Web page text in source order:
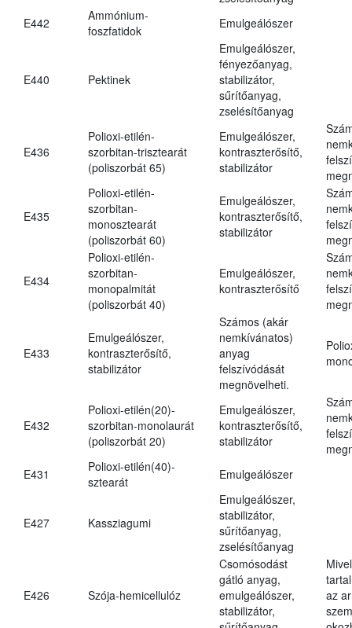
E442
Ammónium-
foszfatidok
Emulgeálószer
E440 Pektinek
Emulgeálószer,
fényezőanyag,
stabilizátor,
sűrítőanyag,
zselésítőanyag
E436
Polioxi-etilén-
szorbitan-trisztearát
(poliszorbát 65)
Emulgeálószer,
kontraszterősítő,
stabilizátor
E435
Polioxi-etilén-
szorbitan-
monosztearát
(poliszorbát 60)
Emulgeálószer,
kontraszterősítő,
stabilizátor
E434
Polioxi-etilén-
szorbitan-
monopalmitát
(poliszorbát 40)
Emulgeálószer,
kontraszterősítő
E433
Emulgeálószer,
kontraszterősítő,
stabilizátor
Számos (akár
nemkívánatos)
anyag
felszívódását
megnövelheti.
E432
Polioxi-etilén(20)-
szorbitan-monolaurát
(poliszorbát 20)
Emulgeálószer,
kontraszterősítő,
stabilizátor
E431
Polioxi-etilén(40)-
sztearát
Emulgeálószer
E427 Kassziagumi
Emulgeálószer,
stabilizátor,
sűrítőanyag,
zselésítőanyag
E426 Szója-hemicellulóz
Csomósodást
gátló anyag,
emulgeálószer,
stabilizátor,
az